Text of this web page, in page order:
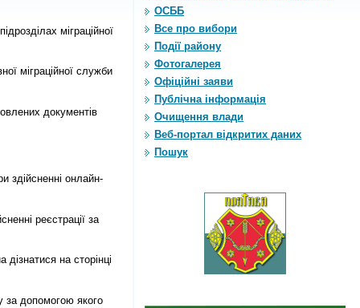
міграційної
міграційної служби
документів
здійсненні онлайн-
реєстрації за
на сторінці
за допомогою якого
ОСББ
Все про вибори
Події району
Фотогалерея
Офіційні заяви
Публічна інформація
Очищення влади
Веб-портал відкритих даних
Пошук